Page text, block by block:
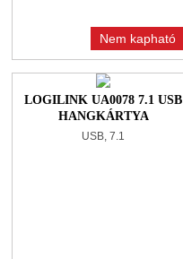
Nem kapható
LOGILINK UA0078 7.1 USB
HANGKÁRTYA
USB, 7.1